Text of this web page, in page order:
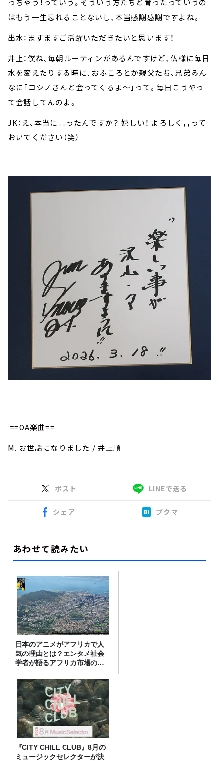
っちゃう！っていう。そういう方たちと育ったっていうの
はもう一生忘れることないし、本当感謝感謝ですよね。
出水：ますますご活躍いただきたいと思います！
井上：僕ね、毎朝ルーティンがあるんですけど、仏様に毎日
水を変えたりする時に、おふころとか親父たち、兄弟みん
なに「コシノさんと会ってくるよ～」って。毎日こうやっ
て会話してんのよ。
JK：え、本当に言ったんですか？ 嬉しい！ よろしく言って
おいてください（笑）
==OA楽曲==
M. お世話になりました / 井上順
ポスト LINEで送る
シェア ブクマ
あわせて読みたい
日本のアニメがアフリカで人
気の理由とは？エンタメ社会
学者が語るアフリカ市場のリ
アル
『CITY CHILL CLUB』8月の
ミュージックセレクターが決